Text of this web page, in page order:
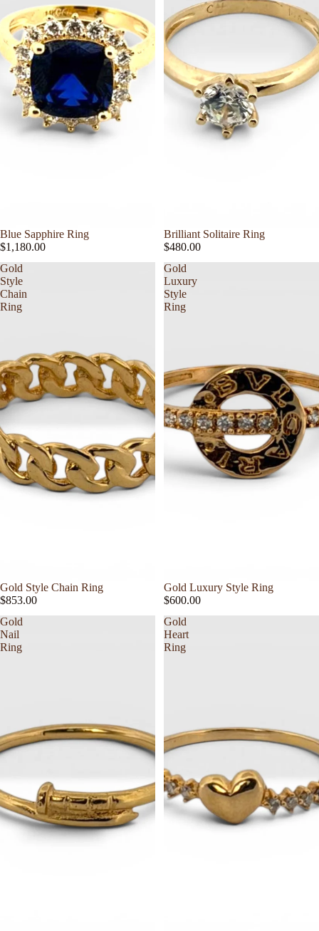
Blue Sapphire Ring
$1,180.00
Brilliant Solitaire Ring
$480.00
Gold
Style
Chain
Ring
Gold Style Chain Ring
$853.00
Gold
Luxury
Style
Ring
Gold Luxury Style Ring
$600.00
Gold
Nail
Ring
Gold
Heart
Ring